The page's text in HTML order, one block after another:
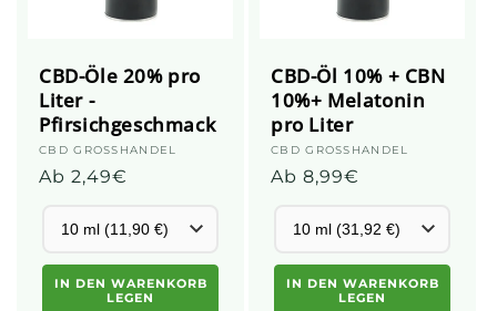
CBD-Öle 20% pro
Liter -
Pfirsichgeschmack
Anbieter:
CBD GROSSHANDEL
Üblicher
Ab 2,49€
IN DEN WARENKORB
LEGEN
CBD-Öl 10% + CBN
10%+ Melatonin
pro Liter
Anbieter:
CBD GROSSHANDEL
Üblicher
Ab 8,99€
IN DEN WARENKORB
LEGEN